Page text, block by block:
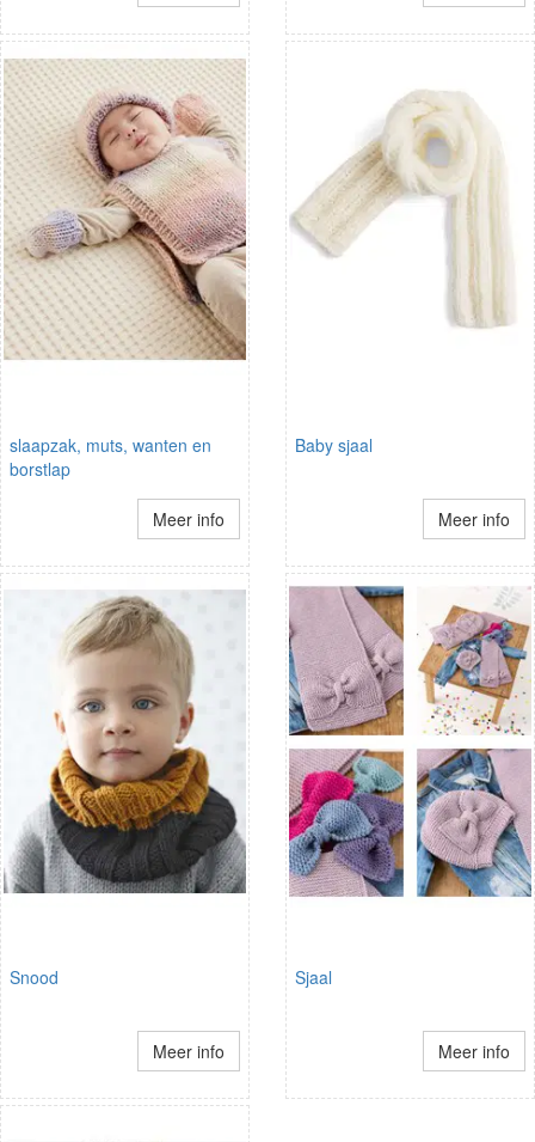
slaapzak, muts, wanten en
borstlap
Meer info
Baby sjaal
Meer info
Snood
Meer info
Sjaal
Meer info